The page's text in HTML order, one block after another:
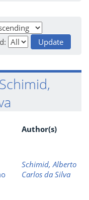
Author(s)
Schimid, Alberto
Carlos da Silva